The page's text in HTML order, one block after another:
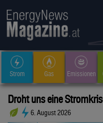
Strom Gas Emissionen
Droht uns eine
6. August 2026